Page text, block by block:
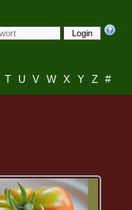
Login
T U V W X Y Z #